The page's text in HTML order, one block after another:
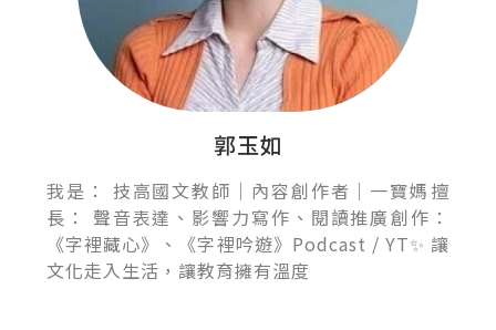
郭玉如
我是： 技高國文教師｜內容創作者｜一寶媽 ​ 擅
長： 聲音表達、影響力寫作、閱讀推廣 ​ 創作：
《字裡藏心》、《字裡吟遊》Podcast / YT ​ ✨ 讓
文化走入生活，讓教育擁有溫度